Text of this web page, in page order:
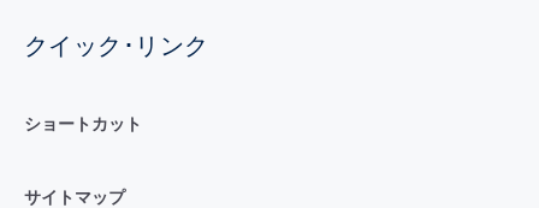
クイック･リンク
ショートカット
サイトマップ